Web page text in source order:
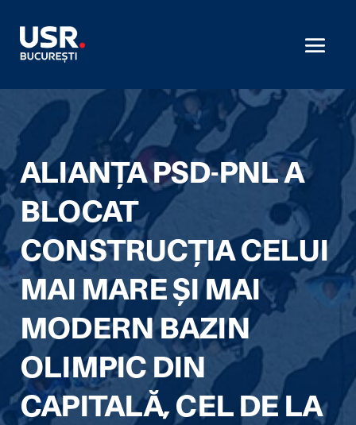
ALIANȚA PSD-PNL A
BLOCAT
CONSTRUCȚIA CELUI
MAI MARE ȘI MAI
MODERN BAZIN
OLIMPIC DIN
CAPITALĂ, CEL DE LA